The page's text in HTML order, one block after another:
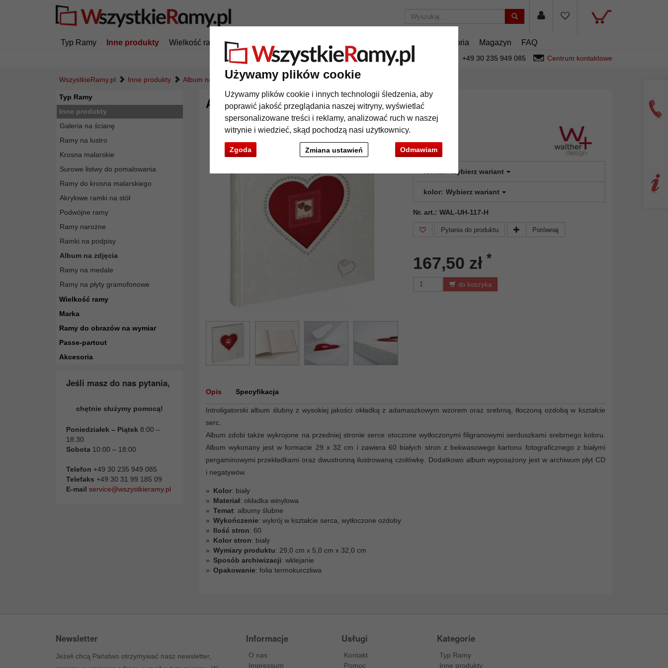
Używamy plików cookie
Używamy plików cookie i innych technologii śledzenia, aby
poprawić jakość przeglądania naszej witryny, wyświetlać
spersonalizowane treści i reklamy, analizować ruch w naszej
witrynie i wiedzieć, skąd pochodzą nasi użytkownicy.
Zgoda Odmawiam
Zmiana ustawień
Typ Ramy Inne produkty Wielkość ramy Marka Akcesoria Magazyn FAQ
Tylko 25,95 złza wysyłkę. +49 30 235 949 085 Centrum kontaktowe
WszystkieRamy.pl Inne produkty Album na zdjęcia Album ślubny "Forever"
Typ Ramy
Inne produkty
Galeria na ścianę
Ramy na lustro
Krosna malarskie
Surowe listwy do pomalowania
Ramy do krosna malarskiego
Akrylowe ramki na stół
Podwójne ramy
Ramy narożne
Ramki na podpisy
Album na zdjęcia
Ramy na medale
Ramy na płyty gramofonowe
Wielkość ramy
Marka
Ramy do obrazów na wymiar
Passe-partout
Akcesoria
Jeśli masz do nas pytania,
chętnie służymy pomocą!
Poniedziałek – Piątek 8:00 –
18:30
Sobota 10:00 – 18:00
Telefon +49 30 235 949 085
Telefaks +49 30 31 99 185 09
E-mail service@wszystkieramy.pl
Album ślubny "Forever"
Wybierz wariant
kolor: Wybierz wariant
Nr. art.: WAL-UH-117-H
Pytania do produktu Porównaj
167,50 zł *
do koszyka
Opis Specyfikacja
Introligatorski album ślubny z wysokiej jakości okładką z adamaszkowym wzorem oraz srebrną, tłoczoną ozdobą w kształcie
serc.
Album zdobi także wykrojone na przedniej stronie serce otoczone wytłoczonymi filigranowymi serduszkami srebrnego koloru.
Album wykonany jest w formacie 29 x 32 cm i zawiera 60 białych stron z bekwasowego kartonu fotograficznego z białymi
pergaminowymi przekładkami oraz dwustronną ilustrowaną czołówkę. Dodatkowo album wyposażony jest w archiwum płyt CD
i negatywów.
Kolor: biały
Materiał: okładka winylowa
Temat: albumy ślubne
Wykończenie: wykrój w kształcie serca, wytłoczone ozdoby
Ilość stron: 60
Kolor stron: biały
Wymiary produktu: 29,0 cm x 5,0 cm x 32,0 cm
Sposób archiwizacji: wklejanie
Opakowanie: folia termokurczliwa
Newsletter
Jeżeli chcą Państwo otrzymywać nasz newsletter,
Informacje
O nas
Impressum
Usługi
Kontakt
Pomoc
Kategorie
Typ Ramy
Inne produkty